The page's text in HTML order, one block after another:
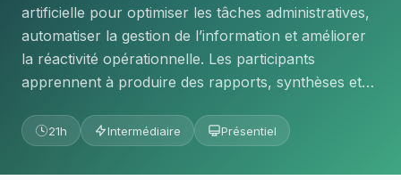
artificielle pour optimiser les tâches administratives,
automatiser la gestion de l’information et améliorer
la réactivité opérationnelle. Les participants
apprennent à produire des rapports, synthèses et…
21h Intermédiaire Présentiel